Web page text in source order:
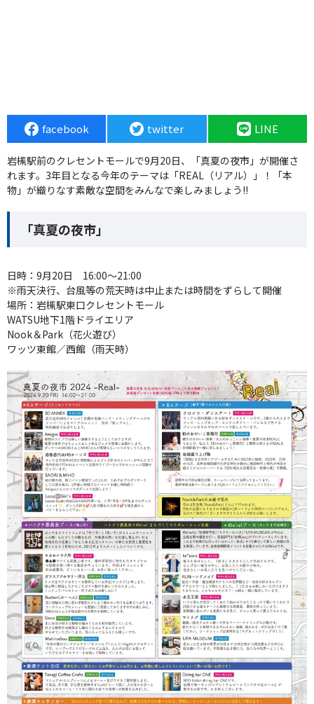
facebook twitter LINE
岩槻駅前のクレセントモールで9月20日、「真夏の夜市」が開催さ
れます。3年目となる今年のテーマは「REAL（リアル）」！「本
物」が織りなす素敵な空間をみんなで楽しみましょう!!
「真夏の夜市」
日時：9月20日 16:00～21:00
※雨天決行、台風等の荒天時は中止または時間をずらして開催
場所：岩槻駅東口クレセントモール
WATSU地下1階ドライエリア
Nook＆Park（花火遊び）
ワッツ東館／西館（雨天時）